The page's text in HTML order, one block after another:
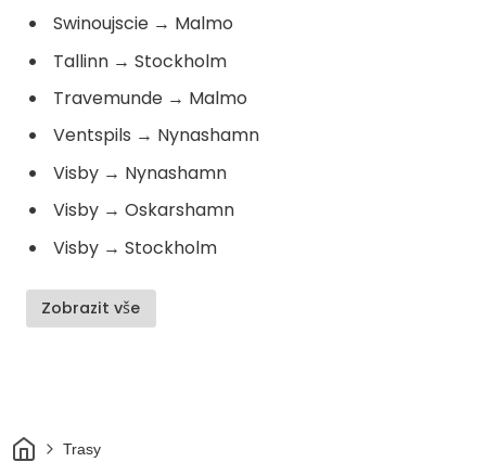
Swinoujscie → Malmo
Tallinn → Stockholm
Travemunde → Malmo
Ventspils → Nynashamn
Visby → Nynashamn
Visby → Oskarshamn
Visby → Stockholm
Zobrazit vše
DomovTrasy